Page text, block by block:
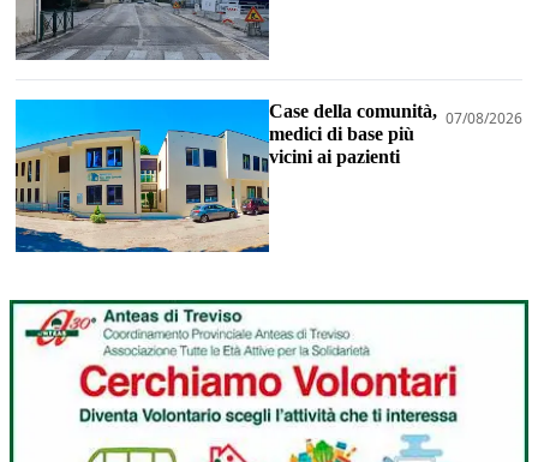
Case della comunità,
medici di base più
vicini ai pazienti
07/08/2026